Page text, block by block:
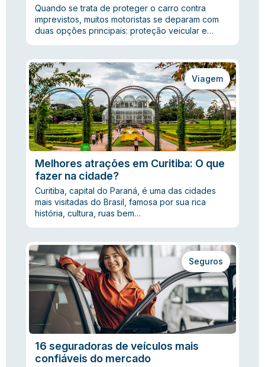
Quando se trata de proteger o carro contra
imprevistos, muitos motoristas se deparam com
duas opções principais: proteção veicular e…
Viagem
Melhores atrações em Curitiba: O que
fazer na cidade?
Curitiba, capital do Paraná, é uma das cidades
mais visitadas do Brasil, famosa por sua rica
história, cultura, ruas bem…
Seguros
16 seguradoras de veículos mais
confiáveis do mercado